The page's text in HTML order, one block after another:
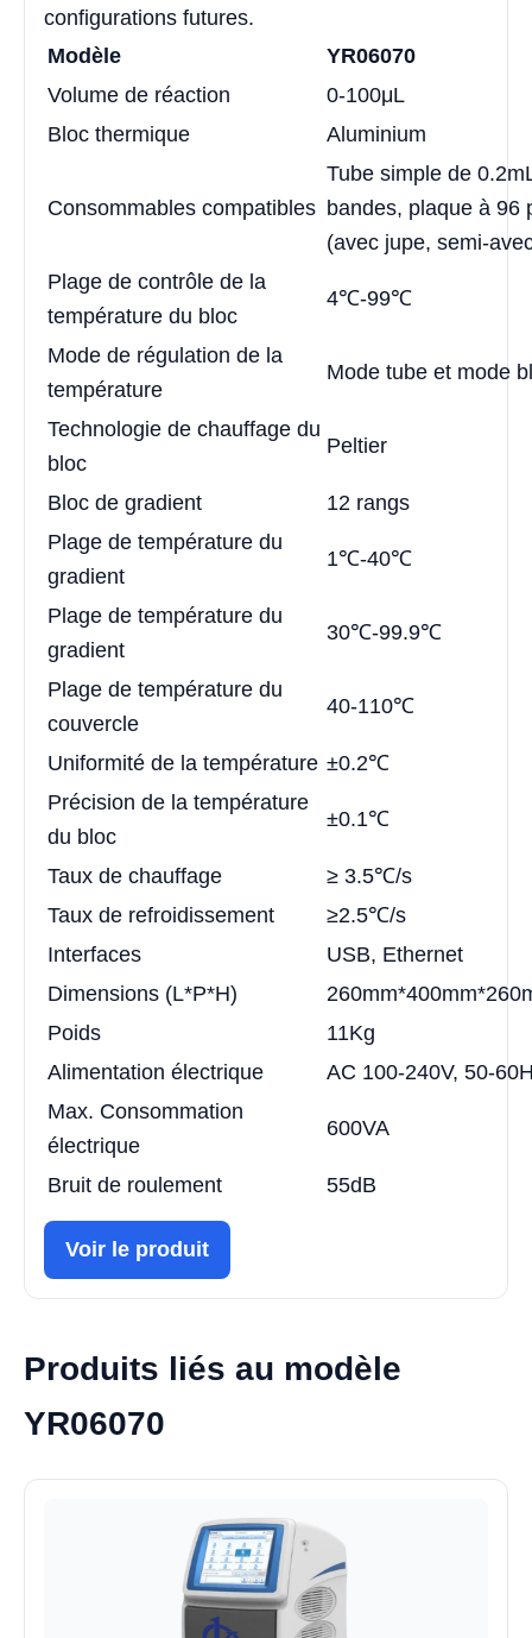
configurations futures.
Modèle
YR06070
Volume de réaction
0-100μL
Bloc thermique
Aluminium
Consommables compatibles
Tube simple de
bandes, plaque à 96
(avec jupe, semi-
Plage de contrôle de la
température du bloc
4℃-99℃
Mode de régulation de la
température
Mode tube et mode
Technologie de chauffage du
bloc
Peltier
Bloc de gradient
12 rangs
Plage de température du
gradient
1℃-40℃
Plage de température du
gradient
30℃-99.9℃
Plage de température du
couvercle
40-110℃
Uniformité de la température ±0.2℃
Précision de la température
du bloc
±0.1℃
Taux de chauffage
≥ 3.5℃/s
Taux de refroidissement
≥2.5℃/s
Interfaces
USB, Ethernet
Dimensions (L*P*H)
Poids
11Kg
Alimentation électrique
AC 100-240V, 50-
Max. Consommation
électrique
600VA
Bruit de roulement 55dB
Voir le produit
Produits liés au modèle
YR06070